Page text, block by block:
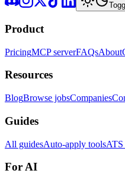
Product
PricingMCP serverFAQsAbout
Resources
BlogBrowse jobsCompanies
Guides
All guidesAuto-apply toolsATS
For AI